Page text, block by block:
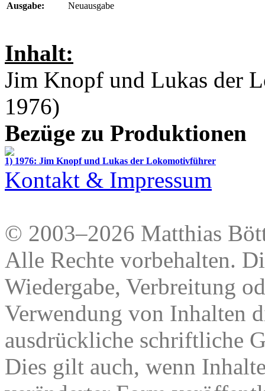
Ausgabe:
Neuausgabe
Inhalt:
Jim Knopf und Lukas der
1976)
Bezüge zu Produktionen
1) 1976: Jim Knopf und Lukas der Lokomotivführer
Kontakt & Impressum
© 2003–2026 Matthias
Alle Rechte vorbehalten.
Wiedergabe, Verbreitung
Verwendung von Inhalten
ausdrückliche schriftliche
Dies gilt auch, wenn